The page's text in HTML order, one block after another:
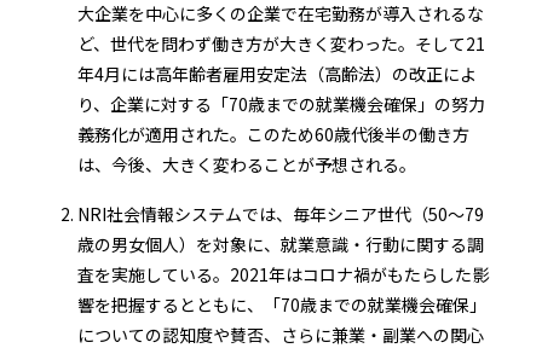
大企業を中心に多くの企業で在宅勤務が導入されるな
ど、世代を問わず働き方が大きく変わった。そして21
年4月には高年齢者雇用安定法（高齢法）の改正によ
り、企業に対する「70歳までの就業機会確保」の努力
義務化が適用された。このため60歳代後半の働き方
は、今後、大きく変わることが予想される。
NRI社会情報システムでは、毎年シニア世代（50～79
歳の男女個人）を対象に、就業意識・行動に関する調
査を実施している。2021年はコロナ禍がもたらした影
響を把握するとともに、「70歳までの就業機会確保」
についての認知度や賛否、さらに兼業・副業への関心